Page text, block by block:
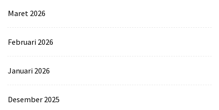
Maret 2026
Februari 2026
Januari 2026
Desember 2025